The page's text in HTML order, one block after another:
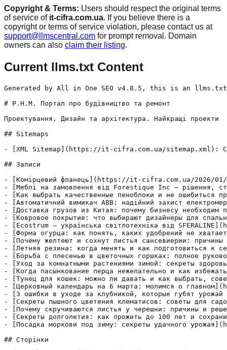
Copyright & Terms: Users should respect the original terms
of service of it-cifra.com.ua. If you believe there is a
copyright or terms of service violation, please contact us at
support@llmscentral.com for prompt removal. Domain
owners can also claim their listing.
Current llms.txt Content
Generated by All in One SEO v4.8.5, this is an
# P.H.M. Портал про будівництво та ремонт
Проектування. Дизайн та архітектура. Найкращі проекти
## Sitemaps
- [XML Sitemap](https://it-cifra.com.ua/sitemap.xml):
## Записи
- [Комірцевий фланець](https://it-cifra.com.ua/2026/
- [Меблі на замовлення від Forestique Inc —
- [Как выбрать качественные пеноблоки и не
- [Автоматичний вимикач ABB: надійний захист
- [Доставка грузов из Китая: почему бизнесу
- [Ковровое покрытие: что выбирают дизайнеры
- [Ecostrum — українська світлотехніка від
- [Форма огурца: как понять, каких удобрений не
- [Почему желтеют и сохнут листья сансевиерии:
- [Летняя резина: когда менять и как
- [Борьба с плесенью в цветочных горшках: полное
- [Уход за комнатными растениями зимой: секреты
- [Когда пасынкование перца нежелательно и как
- [Тунец для кошек: можно ли давать и как выбрать,
- [Церковный календарь на 6 марта: молимся о
- [3 ошибки в уходе за клубникой, которые губят
- [Секреты пышного цветения клематисов: советы
- [Почему скручиваются листья у черешни:
- [Секреты долголетия: как прожить до 100 лет и
- [Посадка моркови под зиму: секреты удачного
## Сторінки